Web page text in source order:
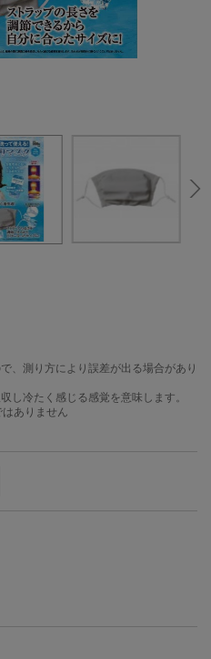
、測り方により誤差が出る場合があり
し冷たく感じる感覚を意味します。
ありません